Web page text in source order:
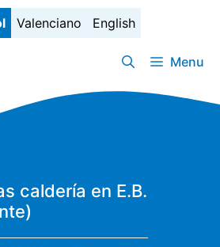
Valenciano English
Menu
caldería en E.B.